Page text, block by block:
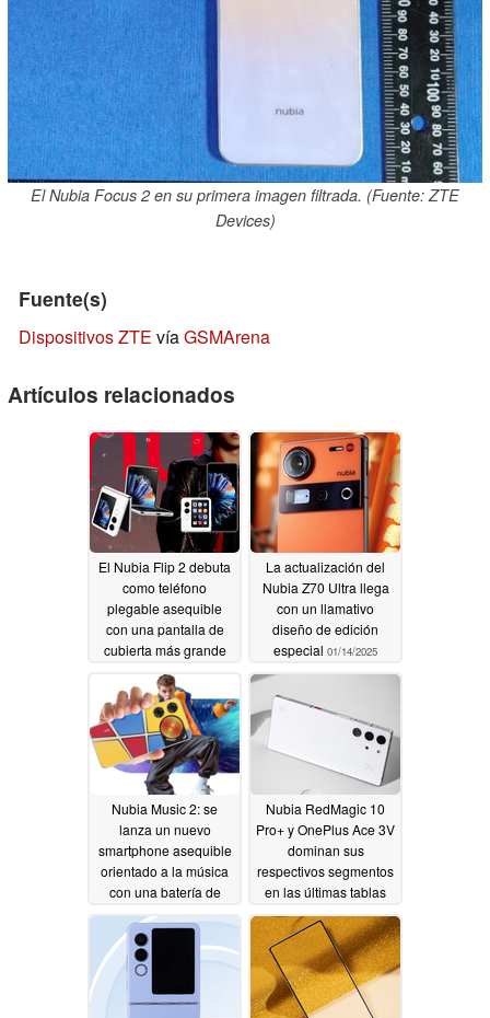
El Nubia Focus 2 en su primera imagen filtrada. (Fuente: ZTE
Devices)
Fuente(s)
Dispositivos ZTE víaGSMArena
Artículos relacionados
El Nubia Flip 2 debuta
como teléfono
plegable asequible
con una pantalla de
cubierta más grande
que la de su
predecesor01/16/2025
La actualización del
Nubia Z70 Ultra llega
con un llamativo
diseño de edición
especial 01/14/2025
Nubia Music 2: se
lanza un nuevo
smartphone asequible
orientado a la música
con una batería de
5.000 mAh01/10/2025
Nubia RedMagic 10
Pro+ y OnePlus Ace 3V
dominan sus
respectivos segmentos
en las últimas tablas
de rendimiento de
AnTuTu01/04/2025